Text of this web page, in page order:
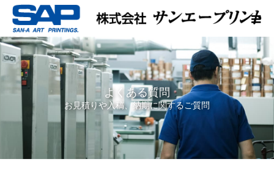
よくある質問
お見積りや入稿、納期に関するご質問